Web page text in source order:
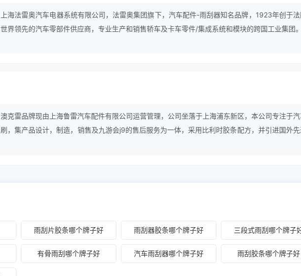
上海法雷奥汽车电器系统有限公司，法雷奥集团旗下，汽车配件-雨刮器知名品牌，1923年创于法
世界领先的汽车零部件供应商，专业生产和销售轿车及卡车零件/集成系统和模块的跨国工业集团。
澳克雷品牌现由上海鲁雷汽车配件有限公司运营管理，公司坐落于上海浦东新区，本公司专注于
刷，集产品设计，制造，销售及九游会j9的售后服务为一体，采用比利时胶条配方，并引进国外先
雨刮片胶条哪个牌子好 雨刮器胶条哪个牌子好 三段式雨刮哪个牌子
有骨雨刮哪个牌子好 汽车雨刮器哪个牌子好 雨刮胶条哪个牌子好